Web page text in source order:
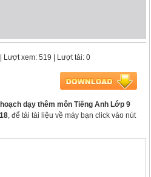
| Lượt xem: 519 | Lượt tải: 0
dạy thêm môn Tiếng Anh Lớp 9
, để tải tài liệu về máy bạn click vào nút